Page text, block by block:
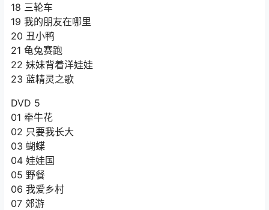
18 三轮车
19 我的朋友在哪里
20 丑小鸭
21 龟兔赛跑
22 妹妹背着洋娃娃
23 蓝精灵之歌
DVD 5
01 牵牛花
02 只要我长大
03 蝴蝶
04 娃娃国
05 野餐
06 我爱乡村
07 郊游